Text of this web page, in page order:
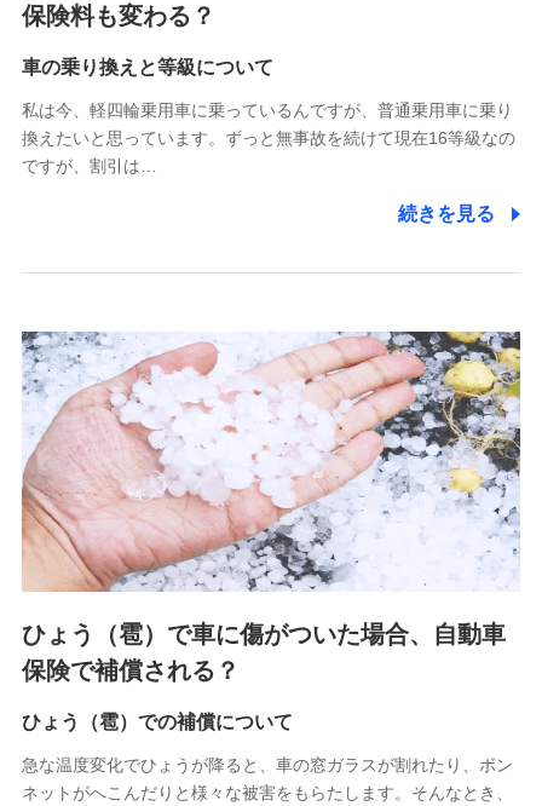
(https://www.zurichssi.co.jp/)
(https://www.tokiomarine-x.co.jp/)
(https://pshoken.co.jp/)
リトルファミリー少額短期保険株式会社
(https://www.littlefamily-ssi.com/)
郵便、電話、およびＥメール等により、当社と取引のあるも
た維持管理等の委託業務遂行のため、またそれらに付帯、関
連する当社および提携会社のサービスを案内、提供するため
（なお、当社は複数の保険会社と取引があり、取得した個人
情報を取引のある他の保険会社の商品・サービスをご提案す
るために利用させていただくことがあります。）
上記に係る連絡・手続き・管理等付帯業務を行うため
3.セミナー募集サイトから取得した個人情報
各種セミナーの案内、開催のため
上記に係る連絡・手続き・管理等付帯業務を行うため
4.家族・友達紹介にて取得した個人情報
被紹介者への連絡、及び当社と取引のあるもしくは委託を受
けている保険会社・提携会社の保険その他に関する情報を提
供し、金融商品等の契約を勧奨するため
アンケートやキャンペーン等の実施のため
上記に係る連絡・手続き・管理等付帯業務を行うため
保険料も変わる？
車の乗り換えと等級について
私は今、軽四輪乗用車に乗っているんですが、普通乗用車に乗り
換えたいと思っています。ずっと無事故を続けて現在16等級なの
ですが、割引は…
続きを見る
ひょう（雹）で車に傷がついた場合、自動車
保険で補償される？
ひょう（雹）での補償について
急な温度変化でひょうが降ると、車の窓ガラスが割れたり、ボン
ネットがへこんだりと様々な被害をもらたします。そんなとき、